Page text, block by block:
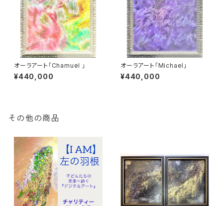
オーラアート「Chamuel 」
¥440,000
オーラアート「Michael」
¥440,000
その他の商品